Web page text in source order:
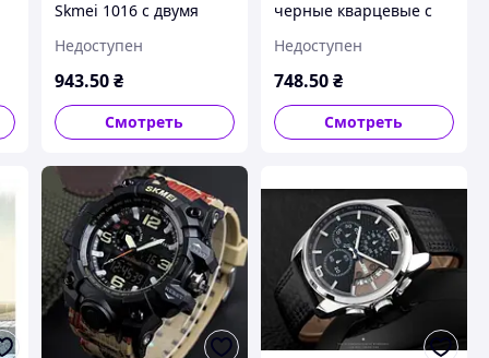
Skmei 1016 с двумя
водозащитой 5 ATM
корпус золотого цвета
Недоступен
943.50 ₴
Смотреть
черные кварцевые с
секундомера
будильника и
водонепроницаемые
Недоступен
748.50₴
Смотреть